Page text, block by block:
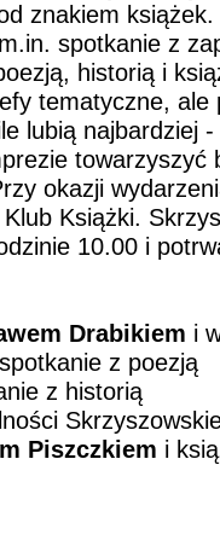
znakiem
spotkanie z
historią i
tematyczne, ale
lubią najbardziej
towarzyszyć
okazji
Książki.
10.00 i
Drabikiem i
z poezją
z historią
Piszczkiem i